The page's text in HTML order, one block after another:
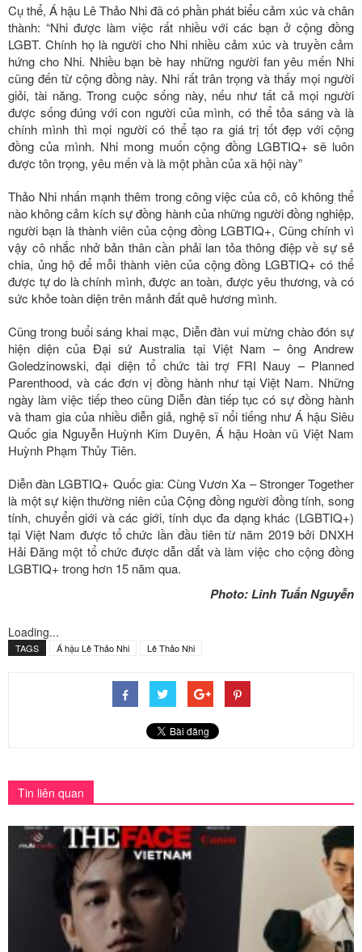
Cụ thể, Á hậu Lê Thảo Nhi đã có phần phát biểu cảm xúc và chân
thành: “Nhi được làm việc rất nhiều với các bạn ở cộng đồng
LGBT. Chính họ là người cho Nhi nhiều cảm xúc và truyền cảm
hứng cho Nhi. Nhiều bạn bè hay những người fan yêu mến Nhi
cũng đến từ cộng đồng này. Nhi rất trân trọng và thấy mọi người
giỏi, tài năng. Trong cuộc sống này, nếu như tất cả mọi người
được sống đúng với con người của mình, có thể tỏa sáng và là
chính mình thì mọi người có thể tạo ra giá trị tốt đẹp với cộng
đồng của mình. Nhi mong muốn cộng đồng LGBTIQ+ sẽ luôn
được tôn trọng, yêu mến và là một phần của xã hội này”
Thảo Nhi nhấn mạnh thêm trong công việc của cô, cô không thể
nào không cảm kích sự đồng hành của những người đồng nghiệp,
người bạn là thành viên của cộng đồng LGBTIQ+, Cũng chính vì
vậy cô nhắc nhở bản thân cần phải lan tỏa thông điệp về sự sẻ
chia, ủng hộ để mỗi thành viên của cộng đồng LGBTIQ+ có thể
được tự do là chính mình, được an toàn, được yêu thương, và có
sức khỏe toàn diện trên mảnh đất quê hương mình.
Cũng trong buổi sáng khai mạc, Diễn đàn vui mừng chào đón sự
hiện diện của Đại sứ Australia tại Việt Nam – ông Andrew
Goledzinowski, đại diện tổ chức tài trợ FRI Nauy – Planned
Parenthood, và các đơn vị đồng hành như tại Việt Nam. Những
ngày làm việc tiếp theo cũng Diễn đàn tiếp tục có sự đồng hành
và tham gia của nhiều diễn giả, nghệ sĩ nổi tiếng như Á hậu Siêu
Quốc gia Nguyễn Huỳnh Kim Duyên, Á hậu Hoàn vũ Việt Nam
Huỳnh Phạm Thủy Tiên.
Diễn đàn LGBTIQ+ Quốc gia: Cùng Vươn Xa – Stronger Together
là một sự kiện thường niên của Cộng đồng người đồng tính, song
tính, chuyển giới và các giới, tính dục đa dạng khác (LGBTIQ+)
tại Việt Nam được tổ chức lần đầu tiên từ năm 2019 bởi DNXH
Hải Đăng một tổ chức được dẫn dắt và làm việc cho cộng đồng
LGBTIQ+ trong hơn 15 năm qua.
Photo: Linh Tuấn Nguyễn
Loading...
TAGS Á hậu Lê Thảo Nhi Lê Thảo Nhi
Tin liên quan